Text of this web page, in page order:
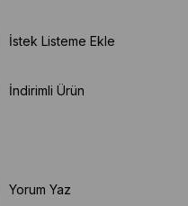
İstek Listeme Ekle
İndirimli Ürün
Yorum Yaz